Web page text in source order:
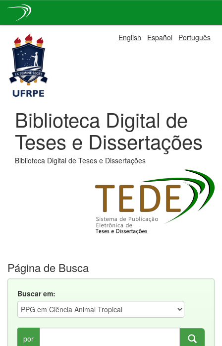
navigation
English Español Português
Biblioteca Digital de
Teses e Dissertações
Biblioteca Digital de Teses e Dissertações
Página de Busca
Buscar em:
por